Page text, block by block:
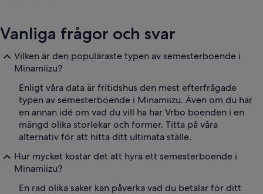
Vanliga frågor och svar
Vilken är den populäraste typen av semesterboende i
Minamiizu?
Enligt våra data är fritidshus den mest efterfrågade
typen av semesterboende i Minamiizu. Även om du har
en annan idé om vad du vill ha har Vrbo boenden i en
mängd olika storlekar och former. Titta på våra
alternativ för att hitta ditt ultimata ställe.
Hur mycket kostar det att hyra ett semesterboende i
Minamiizu?
En rad olika saker kan påverka vad du betalar för ditt